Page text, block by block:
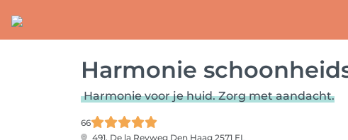
Harmonie
Harmonie voor je huid. Zorg met aandacht.
66
491, De la Reyweg Den Haag 2571 EL